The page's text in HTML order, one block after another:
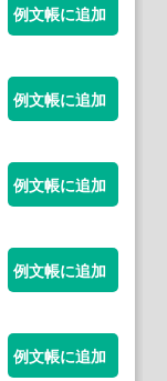
例文帳に追加
例文帳に追加
例文帳に追加
例文帳に追加
例文帳に追加